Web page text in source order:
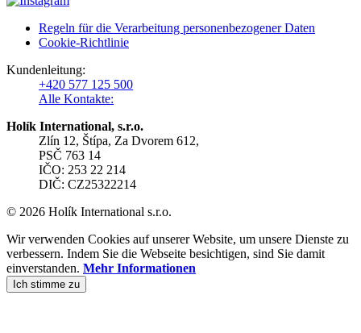
Regeln für die Verarbeitung personenbezogener Daten
Cookie-Richtlinie
Kundenleitung:
+420 577 125 500
Alle Kontakte:
Holík International, s.r.o.
Zlín 12, Štípa, Za Dvorem 612,
PSČ 763 14
IČO: 253 22 214
DIČ: CZ25322214
© 2026 Holík International s.r.o.
Wir verwenden Cookies auf unserer Website, um unsere Dienste zu
verbessern. Indem Sie die Webseite besichtigen, sind Sie damit
einverstanden. Mehr Informationen
Ich stimme zu